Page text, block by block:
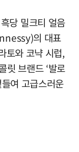
당 밀크티 얼음
의 대표
토와 코냑 시럽,
릿 브랜드 ‘발로
여 고급스러운